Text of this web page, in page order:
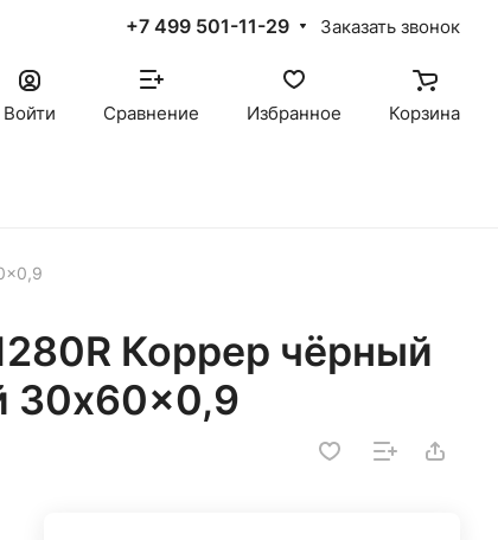
+7 499 501-11-29 Заказать звонок
Войти Сравнение Избранное Корзина
Коррер чёрный
30x60x0,9